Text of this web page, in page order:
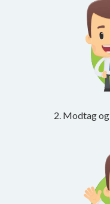
2. Modtag